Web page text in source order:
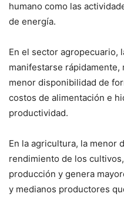
humano como las
de energía.
En el sector agropecuario,
manifestarse
menor disponibilidad de
costos de alimentación e
productividad.
En la agricultura, la menor
rendimiento de los
producción y genera
y medianos productores